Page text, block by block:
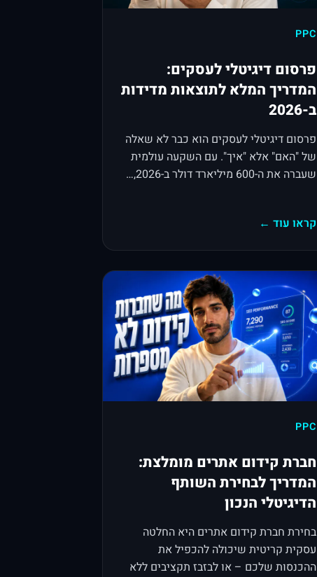
PPC
פרסום דיגיטלי לעסקים:
המדריך המלא לתוצאות מדידות
ב-2026
פרסום דיגיטלי לעסקים הוא כבר לא שאלה
של "האם" אלא "איך". עם השקעה עולמית
שעברה את ה-600 מיליארד דולר ב-2026,…
קראו עוד ←
PPC
חברת קידום אתרים מומלצת:
המדריך לבחירת השותף
הדיגיטלי הנכון
בחירת חברת קידום אתרים היא החלטה
עסקית קריטית שיכולה להכפיל את
ההכנסות שלכם – או לבזבז תקציבים ללא